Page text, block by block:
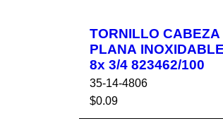
TORNILLO CABEZA
PLANA INOXIDABLE
8x 3/4 823462/100
35-14-4806
$0.09
AÑADIR AL CA
VISTA